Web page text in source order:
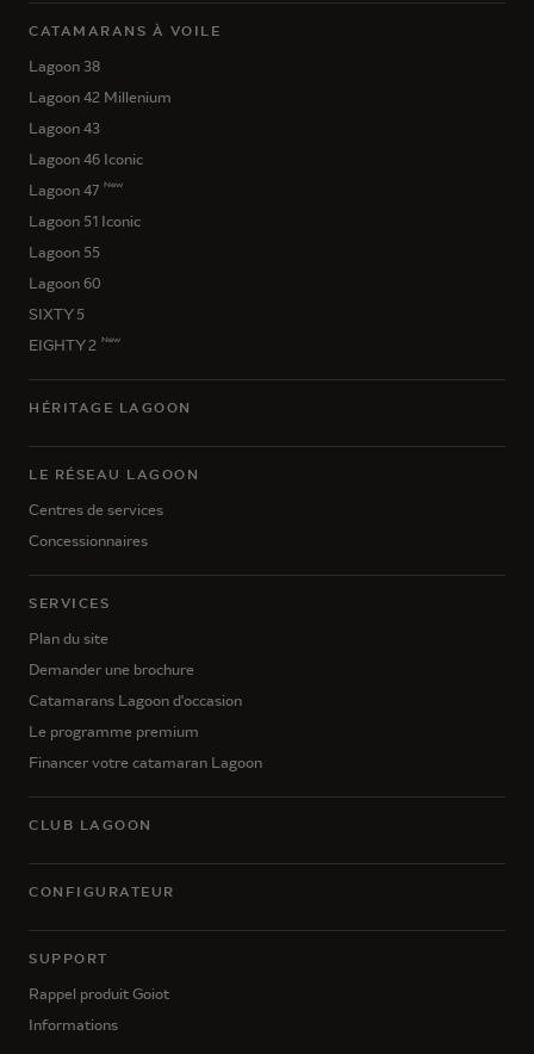
CATAMARANS À VOILE
Lagoon 38
Lagoon 42 Millenium
Lagoon 43
Lagoon 46 Iconic
Lagoon 47 New
Lagoon 51 Iconic
Lagoon 55
Lagoon 60
SIXTY 5
EIGHTY 2 New
HÉRITAGE LAGOON
LE RÉSEAU LAGOON
Centres de services
Concessionnaires
SERVICES
Plan du site
Demander une brochure
Catamarans Lagoon d'occasion
Le programme premium
Financer votre catamaran Lagoon
CLUB LAGOON
CONFIGURATEUR
SUPPORT
Rappel produit Goiot
Informations